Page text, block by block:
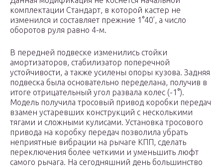
комплектации Стандарт, в которой кастер не
изменился и составляет прежние 1°40’, а число
оборотов руля равно 4-м.
В передней подвеске изменились стойки
амортизаторов, стабилизатор поперечной
устойчивости, а также усилены опоры кузова. Задняя
подвеска была основательно переделана, получив в
итоге отрицательный угол развала колес (-1°).
Модель получила тросовый привод коробки передач
взамен устаревших конструкций с несколькими
тягами и сложными кулисами. Установка тросового
привода на коробку передач позволила убрать
неприятные вибрации на рычаге КПП, сделать
переключения более четкими и уменьшить люфт
самого рычага. На сегодняшний день большинство